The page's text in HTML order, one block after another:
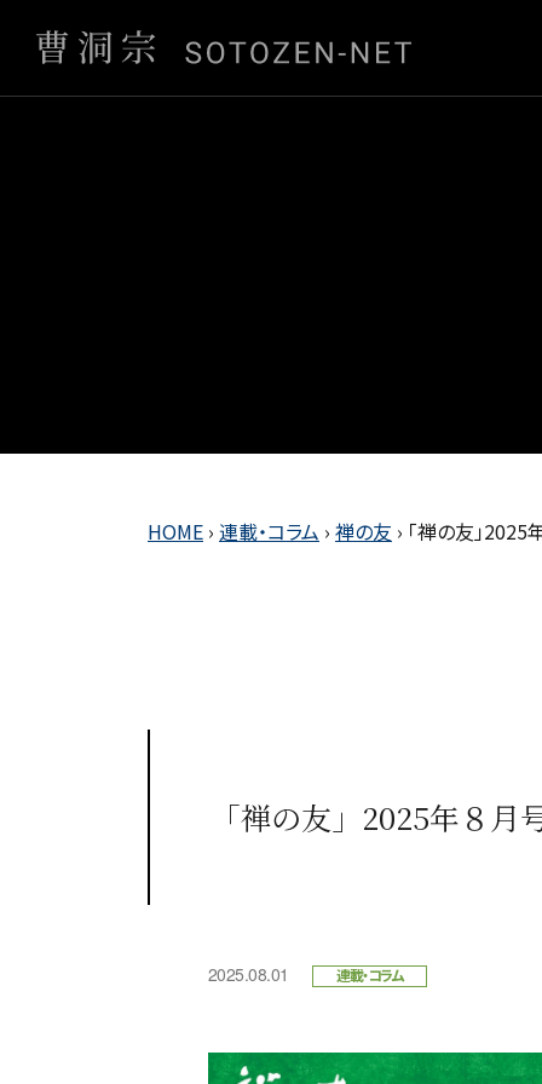
HOME › 連載・コラム › 禅の友 › 「禅の友」2025
「禅の友」2025年８月
2025.08.01 連載・コラム